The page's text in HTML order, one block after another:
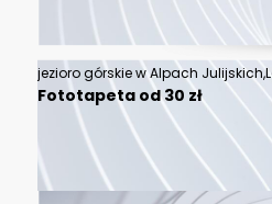
Fototapeta od 30 zł